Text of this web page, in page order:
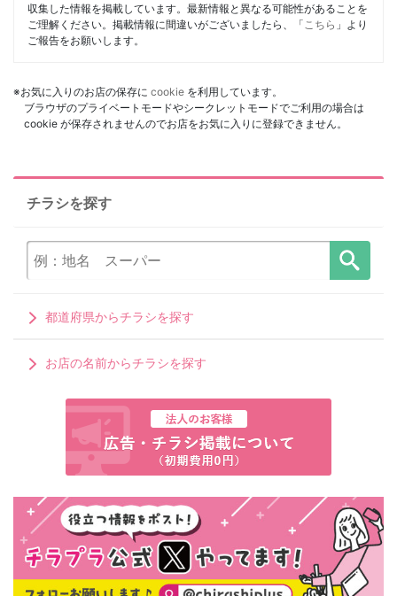
収集した情報を掲載しています。最新情報と異なる可能性があることを
ご理解ください。掲載情報に間違いがございましたら、「 こちら 」より
ご報告をお願いします。
※お気に入りのお店の保存に cookie を利用しています。
ブラウザのプライベートモードやシークレットモードでご利用の場合は
cookie が保存されませんのでお店をお気に入りに登録できません。
チラシを探す
都道府県からチラシを探す
お店の名前からチラシを探す